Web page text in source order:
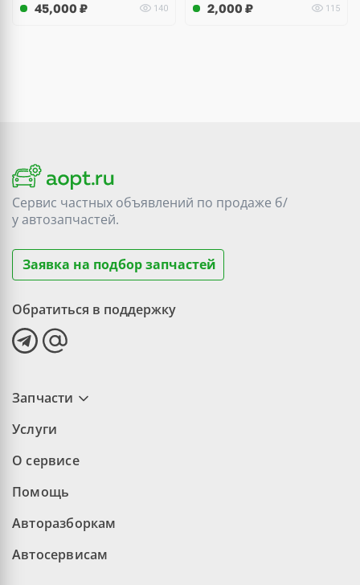
45,000 ₽ 140 2,000 ₽ 115
Сервис частных объявлений по продаже б/
уавтозапчастей.
Заявка на подбор запчастей
Обратиться в поддержку
Запчасти
Услуги
О сервисе
Помощь
Авторазборкам
Автосервисам